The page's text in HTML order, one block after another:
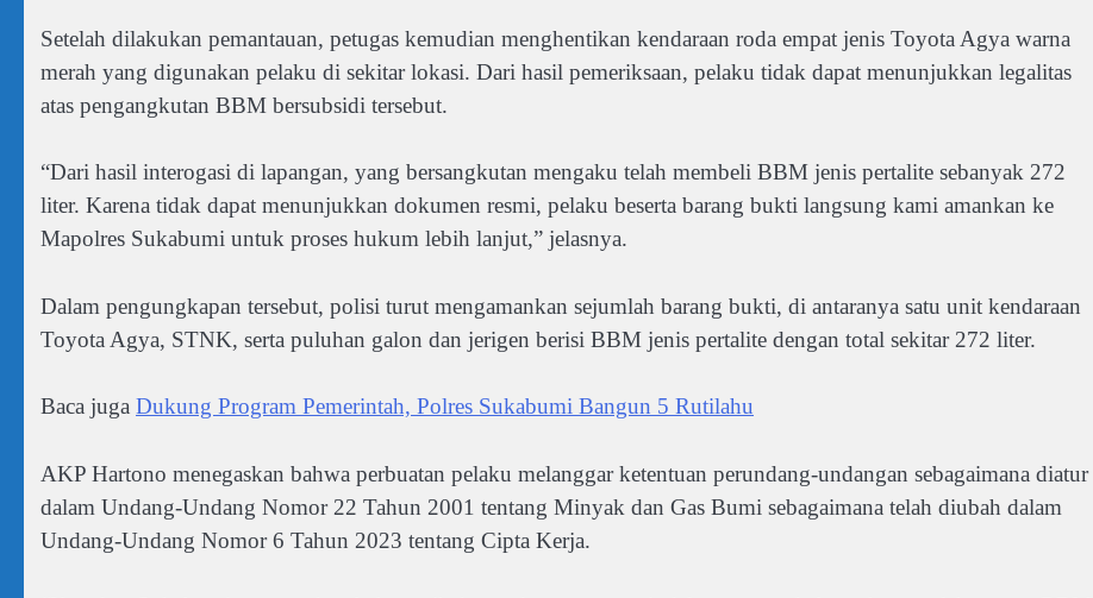
Setelah dilakukan pemantauan, petugas kemudian menghentikan kendaraan roda empat jenis Toyota Agya warna
merah yang digunakan pelaku di sekitar lokasi. Dari hasil pemeriksaan, pelaku tidak dapat menunjukkan legalitas
atas pengangkutan BBM bersubsidi tersebut.
“Dari hasil interogasi di lapangan, yang bersangkutan mengaku telah membeli BBM jenis pertalite sebanyak 272
liter. Karena tidak dapat menunjukkan dokumen resmi, pelaku beserta barang bukti langsung kami amankan ke
Mapolres Sukabumi untuk proses hukum lebih lanjut,” jelasnya.
Dalam pengungkapan tersebut, polisi turut mengamankan sejumlah barang bukti, di antaranya satu unit kendaraan
Toyota Agya, STNK, serta puluhan galon dan jerigen berisi BBM jenis pertalite dengan total sekitar 272 liter.
Baca juga Dukung Program Pemerintah, Polres Sukabumi Bangun 5 Rutilahu
AKP Hartono menegaskan bahwa perbuatan pelaku melanggar ketentuan perundang-undangan sebagaimana diatur
dalam Undang-Undang Nomor 22 Tahun 2001 tentang Minyak dan Gas Bumi sebagaimana telah diubah dalam
Undang-Undang Nomor 6 Tahun 2023 tentang Cipta Kerja.